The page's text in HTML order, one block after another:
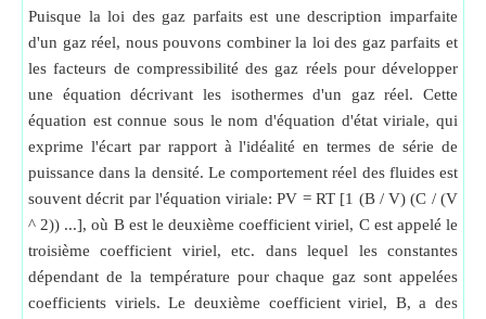
Puisque la loi des gaz parfaits est une description imparfaite
d'un gaz réel, nous pouvons combiner la loi des gaz parfaits et
les facteurs de compressibilité des gaz réels pour développer
une équation décrivant les isothermes d'un gaz réel. Cette
équation est connue sous le nom d'équation d'état viriale, qui
exprime l'écart par rapport à l'idéalité en termes de série de
puissance dans la densité. Le comportement réel des fluides est
souvent décrit par l'équation viriale: PV = RT [1 (B / V) (C / (V
^ 2)) ...], où B est le deuxième coefficient viriel, C est appelé le
troisième coefficient viriel, etc. dans lequel les constantes
dépendant de la température pour chaque gaz sont appelées
coefficients viriels. Le deuxième coefficient viriel, B, a des